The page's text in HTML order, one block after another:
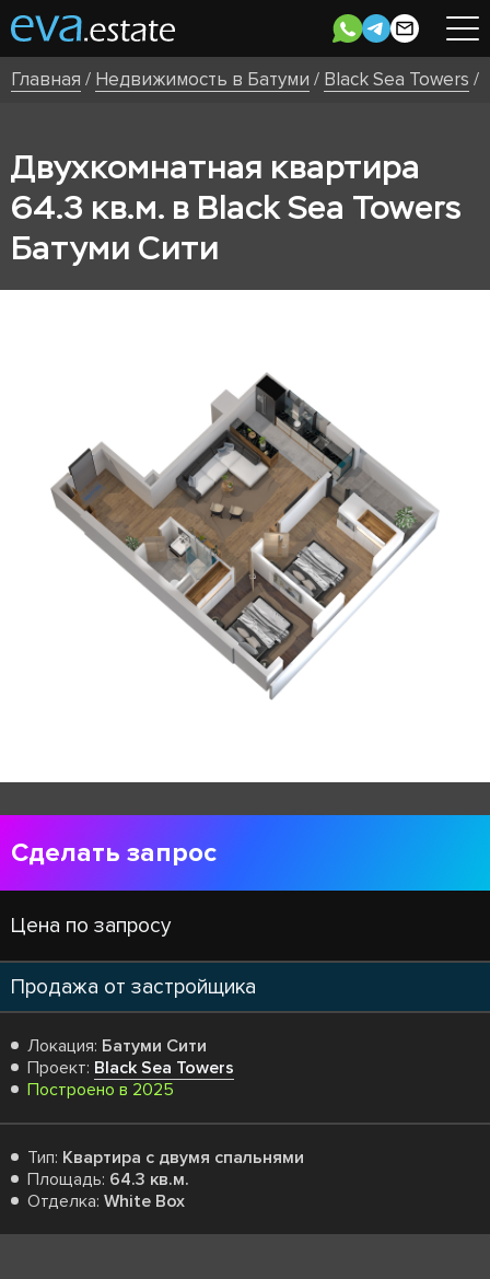
Главная / Недвижимость в Батуми / Black Sea Towers /
Двухкомнатная квартира
64.3 кв.м. в Black Sea Towers
Батуми Сити
Сделать запрос
Цена по запросу
Продажа от застройщика
Локация: Батуми Сити
Проект: Black Sea Towers
Построено в 2025
Тип: Квартира с двумя спальнями
Площадь: 64.3 кв.м.
Отделка: White Box